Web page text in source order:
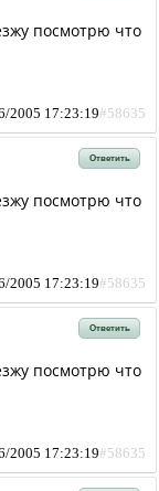
посмотрю что
2005 17:23:19#58635
Ответить
посмотрю что
2005 17:23:19#58635
Ответить
посмотрю что
2005 17:23:19#58635